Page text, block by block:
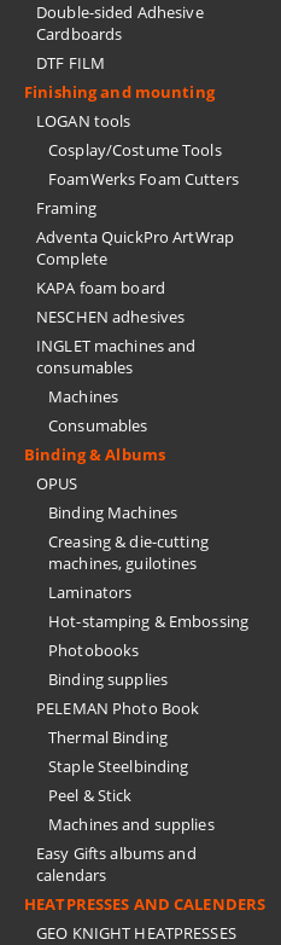
Double-sided Adhesive
Cardboards
DTF FILM
Finishing and mounting
LOGAN tools
Cosplay/Costume Tools
FoamWerks Foam Cutters
Framing
Adventa QuickPro ArtWrap
Complete
KAPA foam board
NESCHEN adhesives
INGLET machines and
consumables
Machines
Consumables
Binding & Albums
OPUS
Binding Machines
Creasing & die-cutting
machines, guilotines
Laminators
Hot-stamping & Embossing
Photobooks
Binding supplies
PELEMAN Photo Book
Thermal Binding
Staple Steelbinding
Peel & Stick
Machines and supplies
Easy Gifts albums and
calendars
HEATPRESSES AND CALENDERS
GEO KNIGHT HEATPRESSES